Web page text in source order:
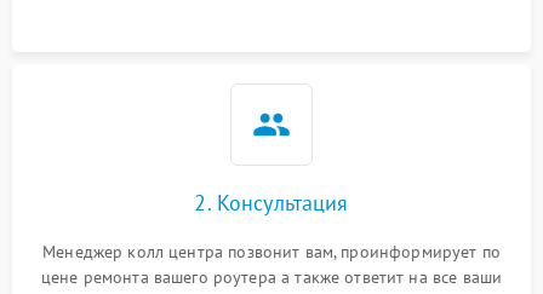
2. Консультация
Менеджер колл центра позвонит вам, проинформирует по
цене ремонта вашего роутера а также ответит на все ваши